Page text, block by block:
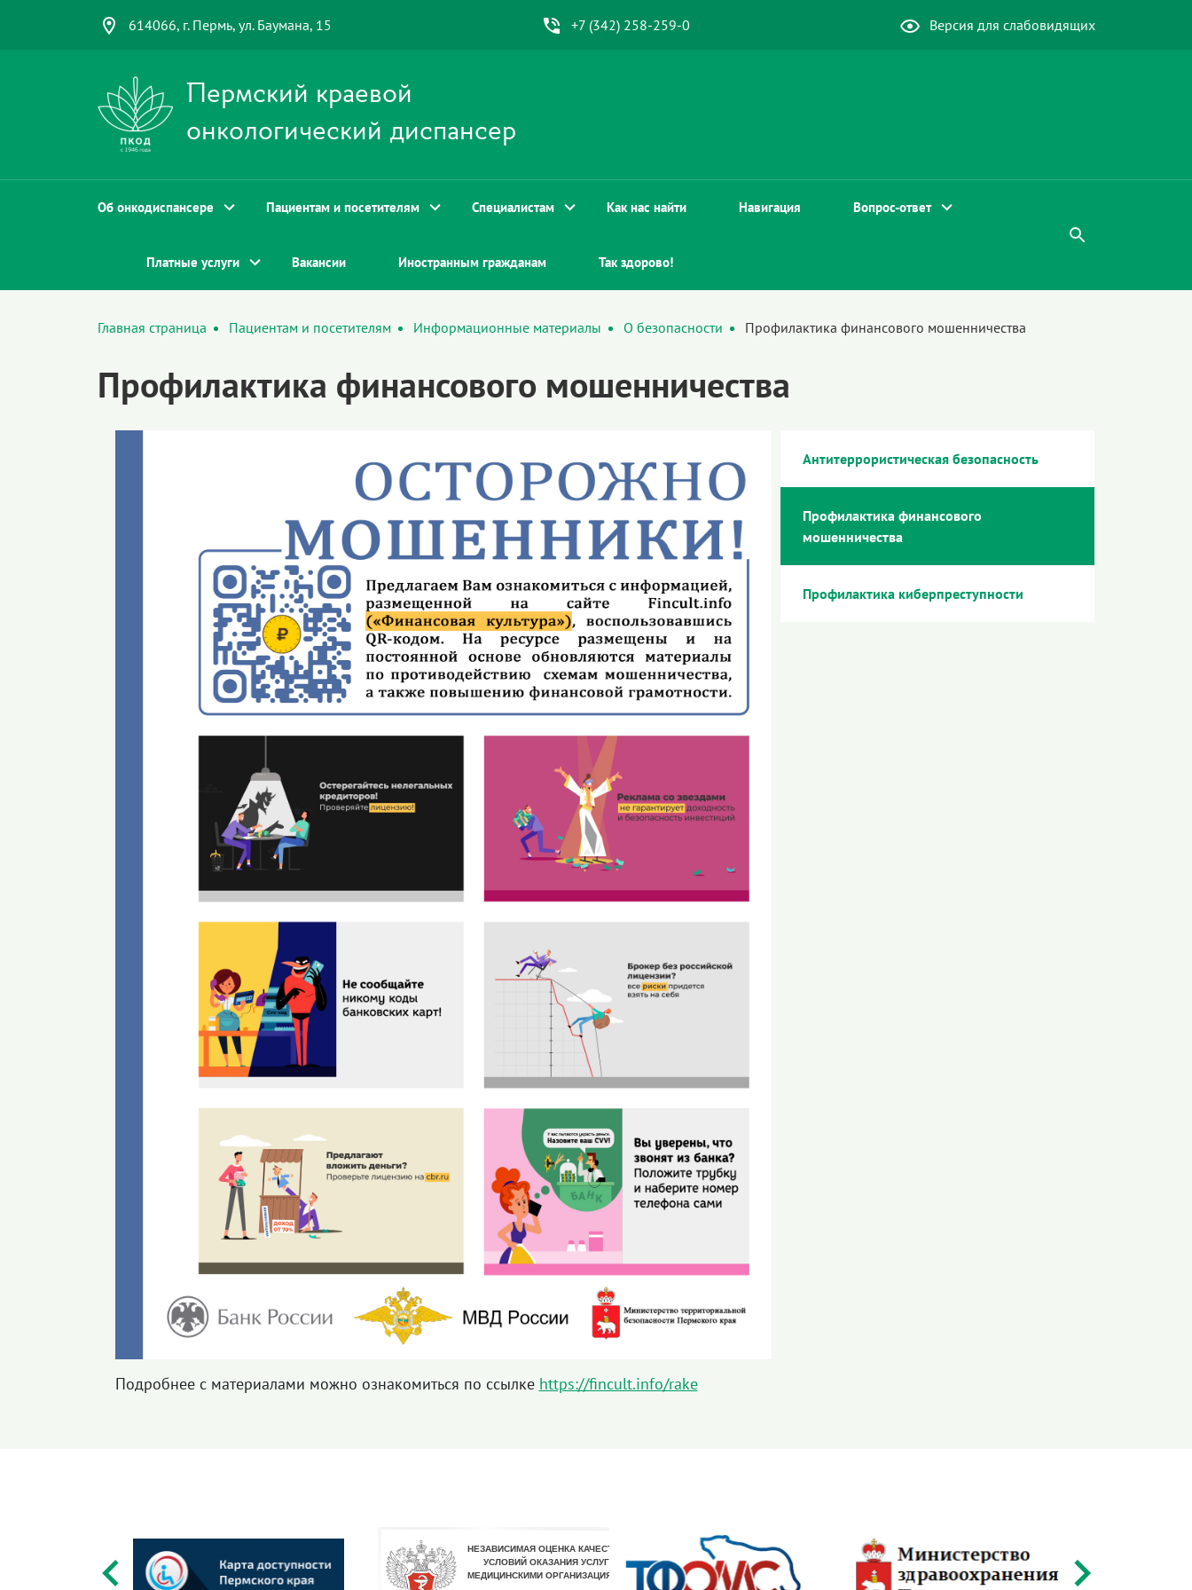
614066, г. Пермь, ул. Баумана, 15 +7 (342) 258-259-0 Версия для слабовидящих
Пермский краевой
онкологический диспансер
Об онкодиспансере Пациентам и посетителям Специалистам Как нас найти Навигация Вопрос-ответ
Платные услуги Вакансии Иностранным гражданам Так здорово!
Главная страница Пациентам и посетителям Информационные материалы О безопасности Профилактика финансового мошенничества
Профилактика финансового мошенничества
Подробнее с материалами можно ознакомиться по ссылке https://fincult.info/rake
Антитеррористическая безопасность
Профилактика финансового
мошенничества
Профилактика киберпреступности